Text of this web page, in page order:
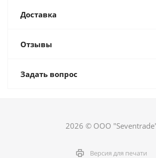
Доставка
Отзывы
Задать вопрос
2026 © ООО
Версия для печати